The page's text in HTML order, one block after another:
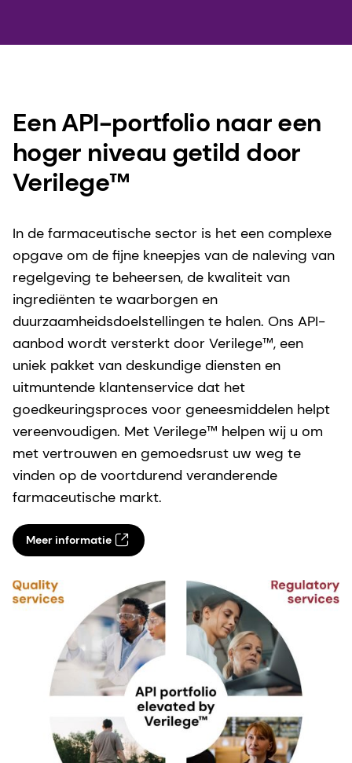
Een API-portfolio naar een
hoger niveau getild door
Verilege™
In de farmaceutische sector is het een complexe
opgave om de fijne kneepjes van de naleving van
regelgeving te beheersen, de kwaliteit van
ingrediënten te waarborgen en
duurzaamheidsdoelstellingen te halen. Ons API-
aanbod wordt versterkt door Verilege™, een
uniek pakket van deskundige diensten en
uitmuntende klantenservice dat het
goedkeuringsproces voor geneesmiddelen helpt
vereenvoudigen. Met Verilege™ helpen wij u om
met vertrouwen en gemoedsrust uw weg te
vinden op de voortdurend veranderende
farmaceutische markt.
Meer informatie